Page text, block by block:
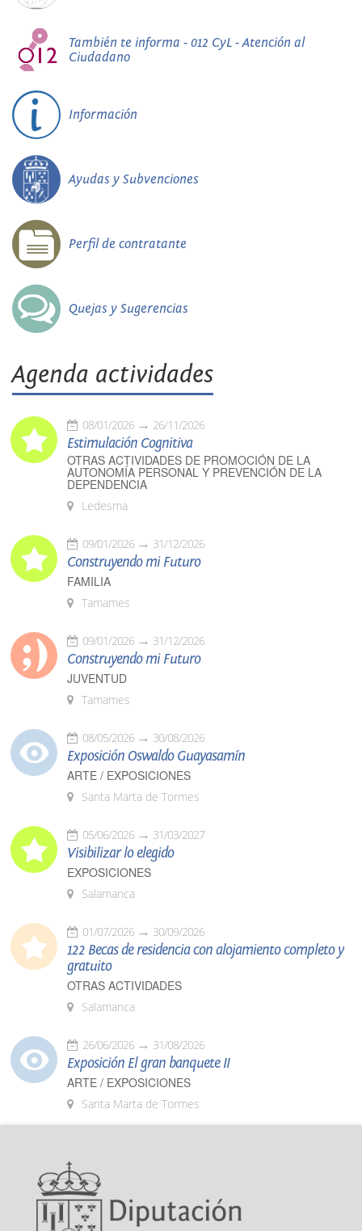
También te informa - 012 CyL - Atención al
Ciudadano
Información
Ayudas y Subvenciones
Perfil de contratante
Quejas y Sugerencias
Agenda actividades
08/01/2026 26/11/2026
Estimulación Cognitiva
OTRAS ACTIVIDADES DE PROMOCIÓN DE LA
AUTONOMÍA PERSONAL Y PREVENCIÓN DE LA
DEPENDENCIA
Ledesma
09/01/2026 31/12/2026
Construyendo mi Futuro
FAMILIA
Tamames
09/01/2026 31/12/2026
Construyendo mi Futuro
JUVENTUD
Tamames
08/05/2026 30/08/2026
Exposición Oswaldo Guayasamín
ARTE / EXPOSICIONES
Santa Marta de Tormes
05/06/2026 31/03/2027
Visibilizar lo elegido
EXPOSICIONES
Salamanca
01/07/2026 30/09/2026
122 Becas de residencia con alojamiento completo y
gratuito
OTRAS ACTIVIDADES
Salamanca
26/06/2026 31/08/2026
Exposición El gran banquete II
ARTE / EXPOSICIONES
Santa Marta de Tormes